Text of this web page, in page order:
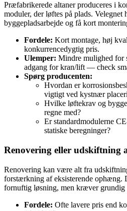
Præfabrikerede altaner produceres i
moduler, der løftes på plads.
byggepladsarbejde og få kort
Fordele: Kort montage, høj
konkurrencedygtig pris.
Ulemper: Mindre mulighed for
adgang for kran/lift — check
Spørg producenten:
Hvordan er
vigtigt ved kystnær
Hvilke løftekrav og
regne med?
Er standardmodulerne
statiske beregninger?
Renovering eller udskiftning
Renovering kan være alt fra
forstærkning af eksisterende ophæng.
fornuftig løsning, men kræver grundig
Fordele: Ofte lavere pris end